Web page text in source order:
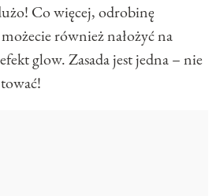
Co więcej, odrobinę
również nałożyć na
glow. Zasada jest jedna – nie